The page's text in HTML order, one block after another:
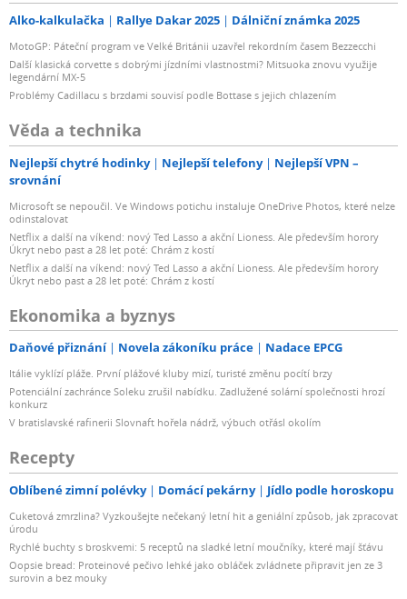
Alko-kalkulačka Rallye Dakar 2025 Dálniční známka 2025
MotoGP: Páteční program ve Velké Británii uzavřel rekordním časem Bezzecchi
Další klasická corvette s dobrými jízdními vlastnostmi? Mitsuoka znovu využije
legendární MX-5
Problémy Cadillacu s brzdami souvisí podle Bottase s jejich chlazením
Věda a technika
Nejlepší chytré hodinky Nejlepší telefony
Nejlepší VPN –
srovnání
Microsoft se nepoučil. Ve Windows potichu instaluje OneDrive Photos, které nelze
odinstalovat
Netflix a další na víkend: nový Ted Lasso a akční Lioness. Ale především horory
Úkryt nebo past a 28 let poté: Chrám z kostí
Netflix a další na víkend: nový Ted Lasso a akční Lioness. Ale především horory
Úkryt nebo past a 28 let poté: Chrám z kostí
Ekonomika a byznys
Daňové přiznání Novela zákoníku práce Nadace EPCG
Itálie vyklízí pláže. První plážové kluby mizí, turisté změnu pocítí brzy
Potenciální zachránce Soleku zrušil nabídku. Zadlužené solární společnosti hrozí
konkurz
V bratislavské rafinerii Slovnaft hořela nádrž, výbuch otřásl okolím
Recepty
Oblíbené zimní polévky Domácí pekárny Jídlo podle horoskopu
Cuketová zmrzlina? Vyzkoušejte nečekaný letní hit a geniální způsob, jak zpracovat
úrodu
Rychlé buchty s broskvemi: 5 receptů na sladké letní moučníky, které mají šťávu
Oopsie bread: Proteinové pečivo lehké jako obláček zvládnete připravit jen ze 3
surovin a bez mouky